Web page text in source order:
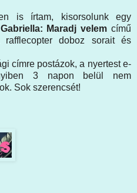
is írtam, kisorsolunk egy
Maradj velemcímű
doboz sorait és
címre postázok, a nyertest e-
3 napon belül nem
Sok szerencsét!